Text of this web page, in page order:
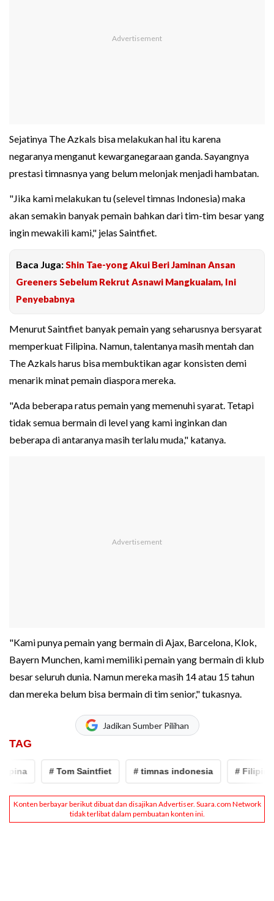
Sejatinya The Azkals bisa melakukan hal itu karena
negaranya menganut kewarganegaraan ganda. Sayangnya
prestasi timnasnya yang belum melonjak menjadi hambatan.
"Jika kami melakukan tu (selevel timnas Indonesia) maka
akan semakin banyak pemain bahkan dari tim-tim besar yang
ingin mewakili kami," jelas Saintfiet.
Baca Juga:Shin Tae-yong Akui Beri Jaminan Ansan
Greeners Sebelum Rekrut Asnawi Mangkualam, Ini
Penyebabnya
Menurut Saintfiet banyak pemain yang seharusnya bersyarat
memperkuat Filipina. Namun, talentanya masih mentah dan
The Azkals harus bisa membuktikan agar konsisten demi
menarik minat pemain diaspora mereka.
"Ada beberapa ratus pemain yang memenuhi syarat. Tetapi
tidak semua bermain di level yang kami inginkan dan
beberapa di antaranya masih terlalu muda," katanya.
"Kami punya pemain yang bermain di Ajax, Barcelona, Klok,
Bayern Munchen, kami memiliki pemain yang bermain di klub
besar seluruh dunia. Namun mereka masih 14 atau 15 tahun
dan mereka belum bisa bermain di tim senior," tukasnya.
Jadikan Sumber Pilihan
TAG
# Tom Saintfiet # timnas indonesia # Filipina